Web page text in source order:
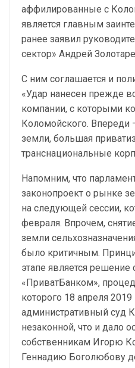
аффилированные с
является главным
ранее заявил
сектор» Андрей
С ним соглашается и
«Удар нанесен прежде
компании, с которыми
Коломойского.
земли, большая
транснациональные
Напомним, что
законопроект о рынке
на следующей сессии,
февраля. Впрочем,
земли
было критичным.
этапе является решение
«ПриватБанком»,
которого 18 апреля
административный суд
незаконной, что и дало
собственникам Игорю
Геннадию Боголюбову